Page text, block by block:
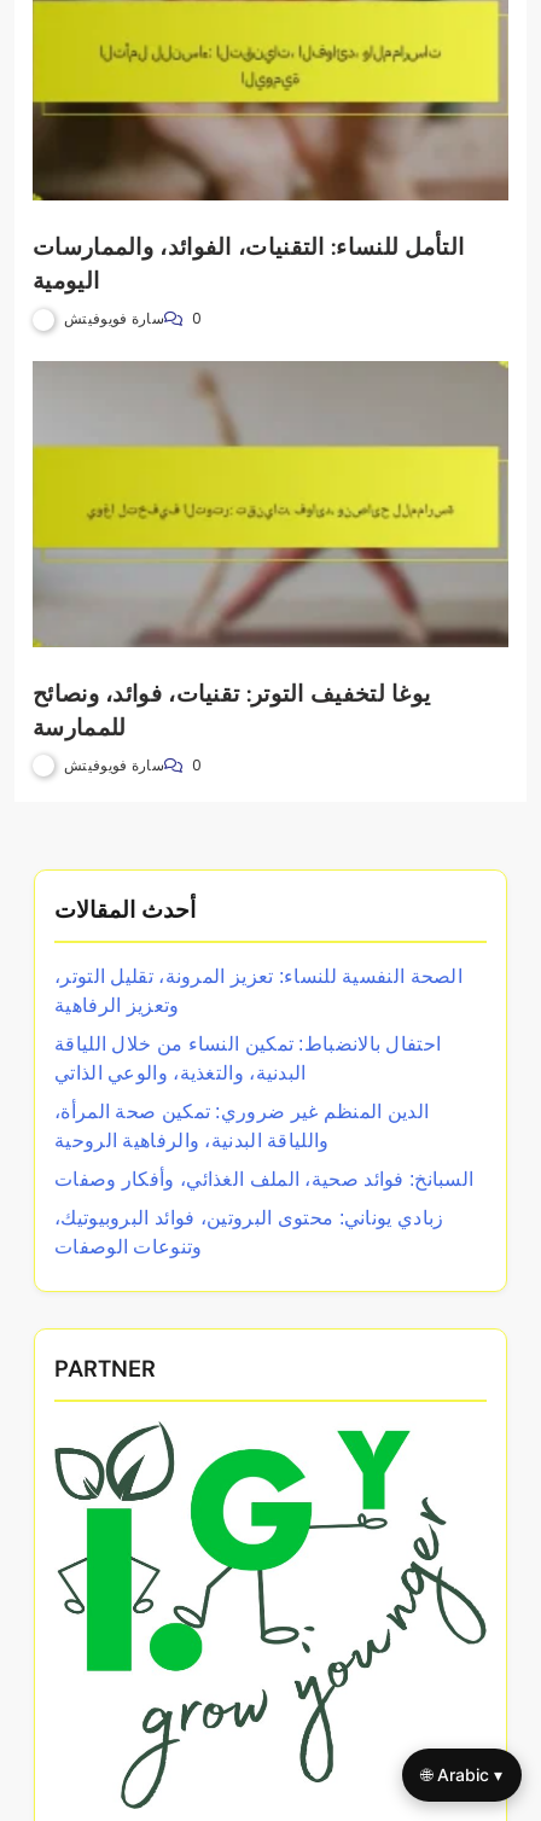
التأمل للنساء: التقنيات، الفوائد، والممارسات
اليومية
سارة فويوفيتش 0
يوغا لتخفيف التوتر: تقنيات، فوائد، ونصائح
للممارسة
سارة فويوفيتش 0
أحدث المقالات
الصحة النفسية للنساء: تعزيز المرونة، تقليل التوتر،
وتعزيز الرفاهية
احتفال بالانضباط: تمكين النساء من خلال اللياقة
البدنية، والتغذية، والوعي الذاتي
الدين المنظم غير ضروري: تمكين صحة المرأة،
واللياقة البدنية، والرفاهية الروحية
السبانخ: فوائد صحية، الملف الغذائي، وأفكار وصفات
زبادي يوناني: محتوى البروتين، فوائد البروبيوتيك،
وتنوعات الوصفات
PARTNER
🌐 Arabic ▾